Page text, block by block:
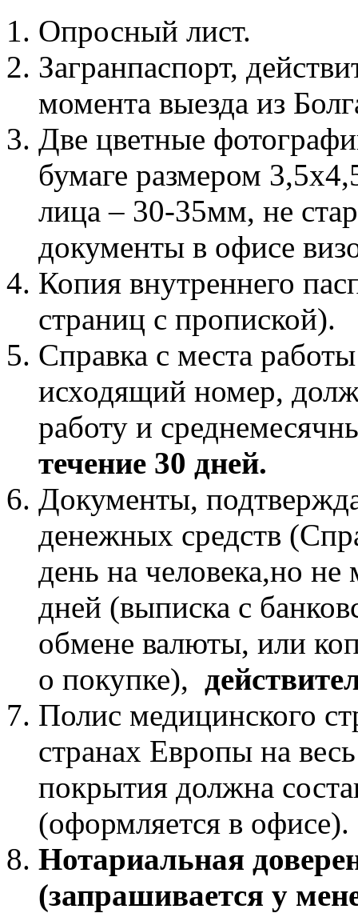
Опросный лист.
Загранпаспорт,
момента выезда из
Две цветные
бумаге размером
лица – 30-35мм, не
документы в офисе
Копия внутреннего
страниц с пропиской).
Справка с места
исходящий номер,
работу и
течение 30 дней.
Документы,
денежных средств
день на человека,но
дней (выписка с
обмене валюты, или
о покупке),
Полис медицинского
странах Европы на
покрытия должна
(оформляется в офисе).
Нотариальная
(запрашивается у